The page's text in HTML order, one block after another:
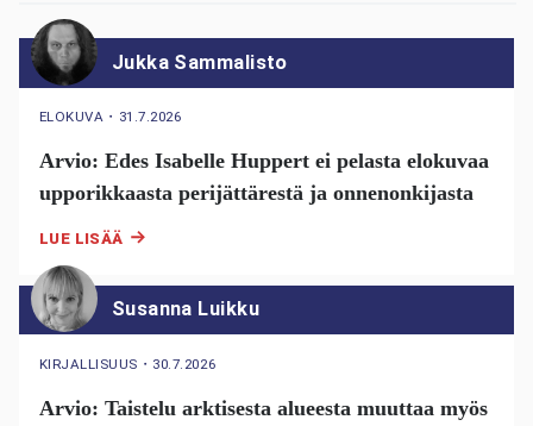
Jukka Sammalisto
ELOKUVA ・ 31.7.2026
Arvio: Edes Isabelle Huppert ei pelasta elokuvaa
upporikkaasta perijättärestä ja onnenonkijasta
LUE LISÄÄ
Susanna Luikku
KIRJALLISUUS ・ 30.7.2026
Arvio: Taistelu arktisesta alueesta muuttaa myös